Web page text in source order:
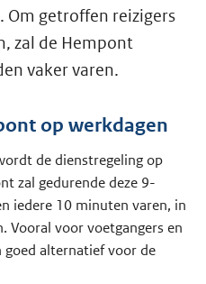
Om getroffen reizigers
zal de Hempont
vaker varen.
op werkdagen
de dienstregeling op
zal gedurende deze 9-
iedere 10 minuten varen, in
Vooral voor voetgangers en
alternatief voor de